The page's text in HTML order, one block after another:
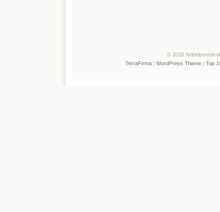
© 2026
TerraFirma| WordPress Theme| Top